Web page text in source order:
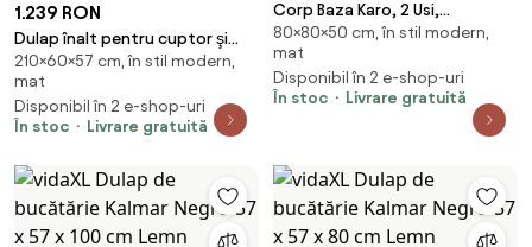
1.239 RON
Dulap înalt pentru cuptor şi
cuptor cu microunde, LULA 60
DPM-210 2F
210×60×57 cm, în stil modern,
mat
Disponibil în 2 e-shop-uri
În stoc
Livrare gratuită
Corp Baza Karo, 2 Usi,
Antracit/Alb, 80 x 50 x 80 cm
80×80×50 cm, în stil modern,
mat
Disponibil în 2 e-shop-uri
În stoc
Livrare gratuită